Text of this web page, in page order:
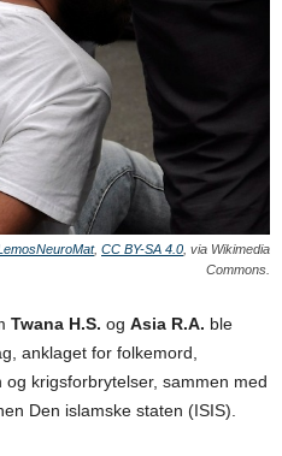
, CC BY-SA 4.0 , via Wikimedia
Commons.
Twana H.S. og Asia R.A. ble
anklaget for folkemord,
krigsforbrytelser, sammen med
Den islamske staten (ISIS).